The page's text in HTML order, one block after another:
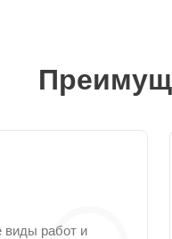
виды работ и